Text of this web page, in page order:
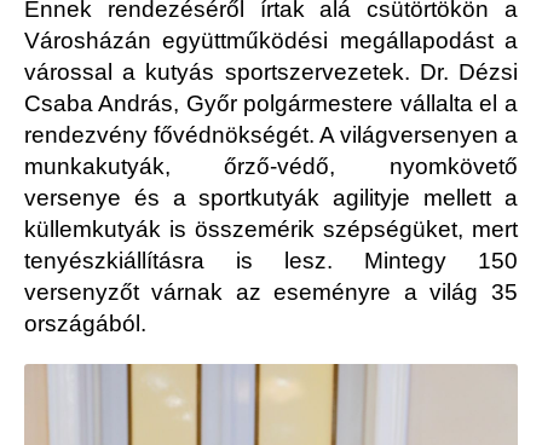
Ennek rendezéséről írtak alá csütörtökön a
Városházán együttműködési megállapodást a
várossal a kutyás sportszervezetek. Dr. Dézsi
Csaba András, Győr polgármestere vállalta el a
rendezvény fővédnökségét. A világversenyen a
munkakutyák, őrző-védő, nyomkövető
versenye és a sportkutyák agilityje mellett a
küllemkutyák is összemérik szépségüket, mert
tenyészkiállításra is lesz. Mintegy 150
versenyzőt várnak az eseményre a világ 35
országából.